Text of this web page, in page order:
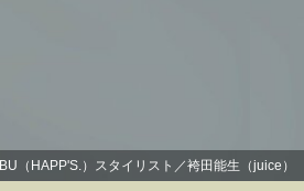
HAPP'S.）スタイリスト／袴田能生（juice）